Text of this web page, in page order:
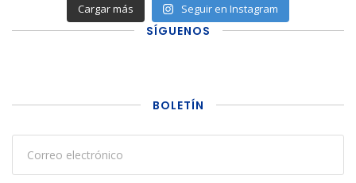
Cargar más Seguir en Instagram
SÍGUENOS
BOLETÍN